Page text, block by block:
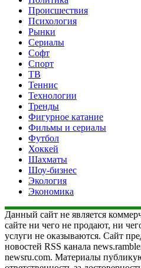
Происшествия
Психология
Рынки
Сериалы
Софт
Спорт
ТВ
Теннис
Технологии
Тренды
Фигурное катание
Фильмы и сериалы
Футбол
Хоккей
Шахматы
Шоу-бизнес
Экология
Экономика
Данный сайт не является
сайте ни чего не продают, ни
услуги не оказываются. Сайт
новостей RSS канала
newsru.com. Материалы